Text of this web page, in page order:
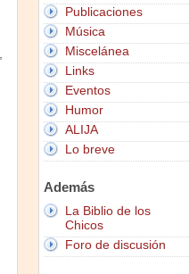
Publicaciones
Música
Miscelánea
Links
Eventos
Humor
ALIJA
Lo breve
Además
La Biblio de los
Chicos
Foro de discusión